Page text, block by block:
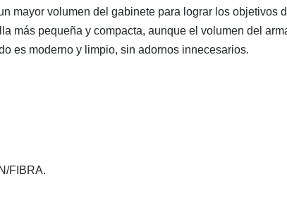
mayor volumen del gabinete para lograr los
más pequeña y compacta, aunque el volumen del
es moderno y limpio, sin adornos innecesarios.
FIBRA.